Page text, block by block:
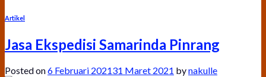
Artikel
Jasa Ekspedisi Samarinda Pinrang
Posted on6 Februari 202131 Maret 2021 bynakulle